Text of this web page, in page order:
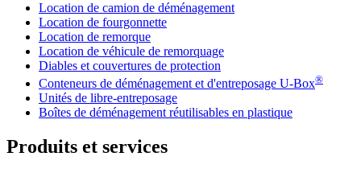
Location de camion de déménagement
Location de fourgonnette
Location de remorque
Location de véhicule de remorquage
Diables et couvertures de protection
Conteneurs de déménagement et d'entreposage U-Box®
Unités de libre-entreposage
Boîtes de déménagement réutilisables en plastique
Produits et services